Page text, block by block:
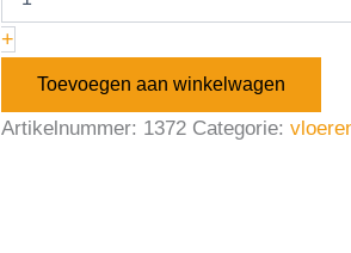
+
Toevoegen aan winkelwagen
Artikelnummer: 1372 Categorie: